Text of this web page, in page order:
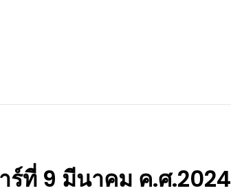
ร์ที่ 9 มีนาคม ค.ศ.2024